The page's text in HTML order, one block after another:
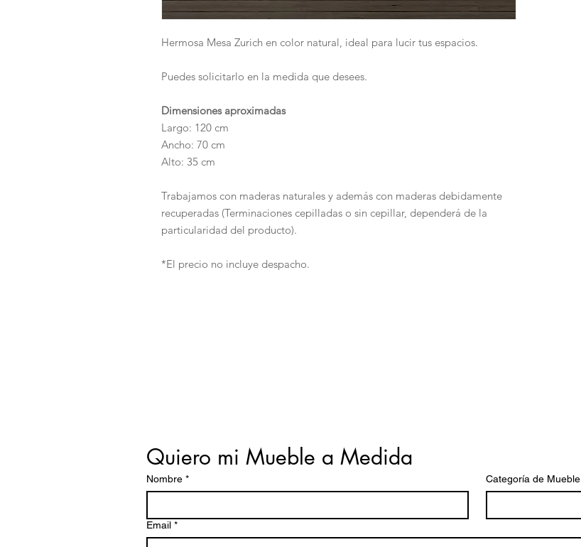
Hermosa Mesa Zurich en color natural, ideal para lucir tus espacios.
Puedes solicitarlo en la medida que desees.
Dimensiones aproximadas
Largo: 120 cm
Ancho: 70 cm
Alto: 35 cm
Trabajamos con maderas naturales y además con maderas debidamente
recuperadas (Terminaciones cepilladas o sin cepillar, dependerá de la
particularidad del producto).
*El precio no incluye despacho.
Quiero mi Mueble a Medida
Nombre * Categoría de Mueble
Email *